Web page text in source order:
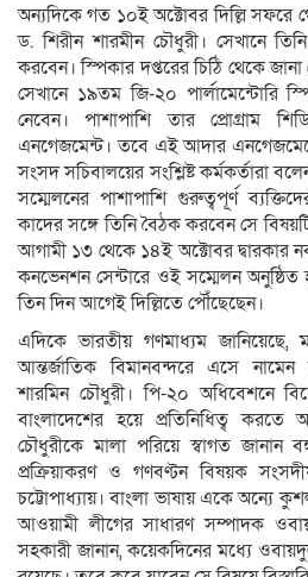
অন্যদিকে গত ১০ই অক্টোবর দিল্লি সফরে
ড. শিরীন শারমীন চৌধুরী। সেখানে
করবেন। স্পিকার দপ্তরের চিঠি থেকে
সেখানে ১৯তম জি-২০ পার্লামেন্টোরি
নেবেন। পাশাপাশি তার প্রোগ্রাম
এনগেজমেন্ট। তবে এই আদার
সংসদ সচিবালয়ের সংশ্লিষ্ট কর্মকর্তারা
সম্মেলনের পাশাপাশি গুরুত্বপূর্ণ
কাদের সঙ্গে তিনি বৈঠক করবেন সে
আগামী ১৩ থেকে ১৪ই অক্টোবর দ্বারকার
কনভেনশন সেন্টারে ওই সম্মেলন
তিন দিন আগেই দিল্লিতে পৌঁছেছেন।
এদিকে ভারতীয় গণমাধ্যম জানিয়েছে,
আন্তর্জাতিক বিমানবন্দরে এসে নামেন
শারমিন চৌধুরী। পি-২০ অধিবেশনে
বাংলাদেশের হয়ে প্রতিনিধিত্ব করতে
চৌধুরীকে মালা পরিয়ে স্বাগত জানান
প্রক্রিয়াকরণ ও গণবণ্টন বিষয়ক
চট্টোপাধ্যায়। বাংলা ভাষায় একে অন্যে
আওয়ামী লীগের সাধারণ সম্পাদক
সহকারী জানান, কয়েকদিনের মধ্যে